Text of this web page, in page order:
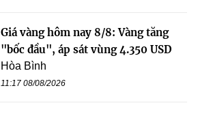
Giá vàng hôm nay 8/8: Vàng tăng
"bốc đầu", áp sát vùng 4.350 USD
Hòa Bình
11:17 08/08/2026